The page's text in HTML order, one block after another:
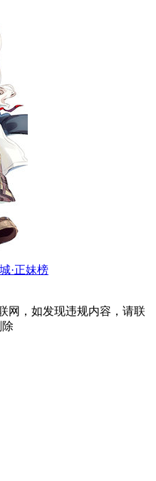
·正妹榜
网，如发现违规内容，请联